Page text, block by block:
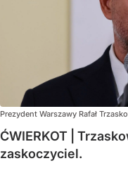
Prezydent Warszawy Rafał
ĆWIERKOT |
zaskoczyciel.